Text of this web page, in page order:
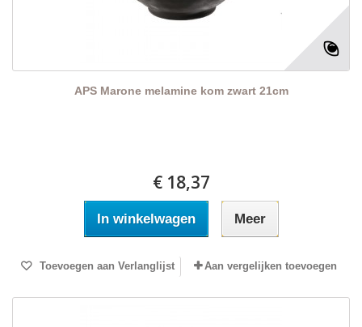
APS Marone melamine kom zwart 21cm
€ 18,37
In winkelwagen Meer
Toevoegen aan Verlanglijst Aan vergelijken toevoegen